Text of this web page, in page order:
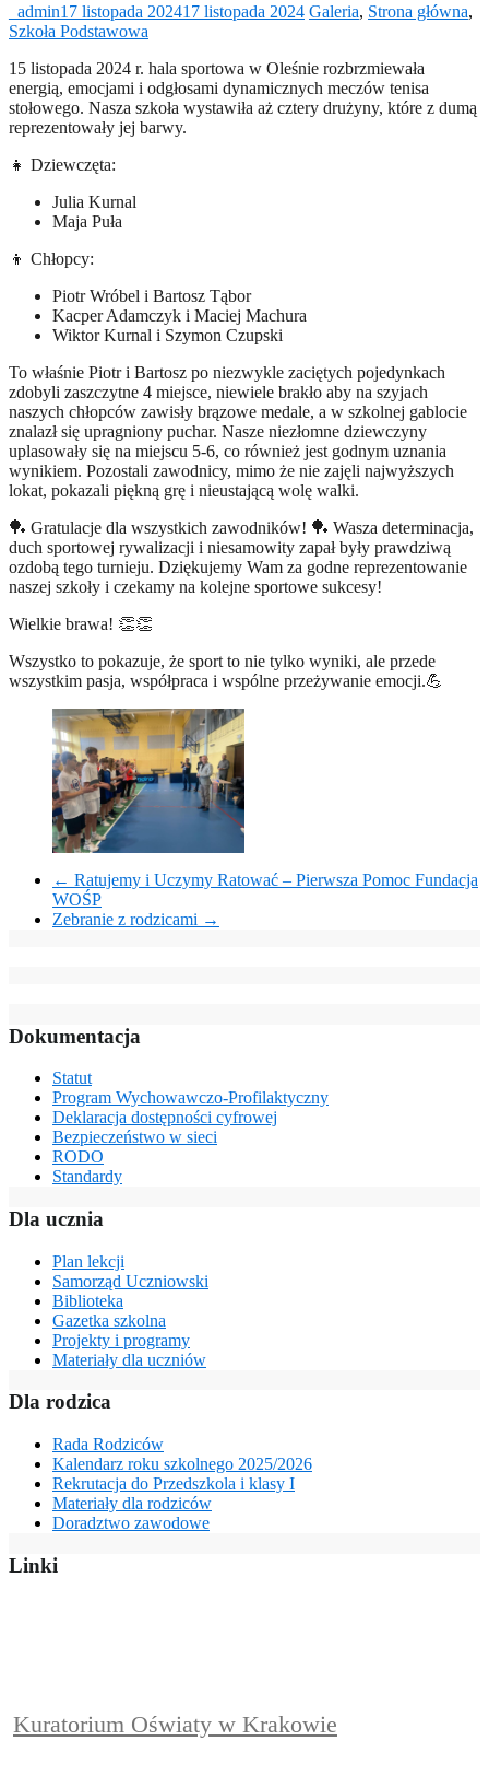
_admin17 listopada 202417 listopada 2024 Galeria, Strona główna,
Szkoła Podstawowa
15 listopada 2024 r. hala sportowa w Oleśnie rozbrzmiewała
energią, emocjami i odgłosami dynamicznych meczów tenisa
stołowego. Nasza szkoła wystawiła aż cztery drużyny, które z dumą
reprezentowały jej barwy.
👧 Dziewczęta:
Julia Kurnal
Maja Puła
👦 Chłopcy:
Piotr Wróbel i Bartosz Tąbor
Kacper Adamczyk i Maciej Machura
Wiktor Kurnal i Szymon Czupski
To właśnie Piotr i Bartosz po niezwykle zaciętych pojedynkach
zdobyli zaszczytne 4 miejsce, niewiele brakło aby na szyjach
naszych chłopców zawisły brązowe medale, a w szkolnej gablocie
znalazł się upragniony puchar. Nasze niezłomne dziewczyny
uplasowały się na miejscu 5-6, co również jest godnym uznania
wynikiem. Pozostali zawodnicy, mimo że nie zajęli najwyższych
lokat, pokazali piękną grę i nieustającą wolę walki.
🏓 Gratulacje dla wszystkich zawodników! 🏓 Wasza determinacja,
duch sportowej rywalizacji i niesamowity zapał były prawdziwą
ozdobą tego turnieju. Dziękujemy Wam za godne reprezentowanie
naszej szkoły i czekamy na kolejne sportowe sukcesy!
Wielkie brawa! 👏👏
Wszystko to pokazuje, że sport to nie tylko wyniki, ale przede
wszystkim pasja, współpraca i wspólne przeżywanie emocji.💪
← Ratujemy i Uczymy Ratować – Pierwsza Pomoc Fundacja
WOŚP
Zebranie z rodzicami →
Dokumentacja
Statut
Program Wychowawczo-Profilaktyczny
Deklaracja dostępności cyfrowej
Bezpieczeństwo w sieci
RODO
Standardy
Dla ucznia
Plan lekcji
Samorząd Uczniowski
Biblioteka
Gazetka szkolna
Projekty i programy
Materiały dla uczniów
Dla rodzica
Rada Rodziców
Kalendarz roku szkolnego 2025/2026
Rekrutacja do Przedszkola i klasy I
Materiały dla rodziców
Doradztwo zawodowe
Linki
Kuratorium Oświaty w Krakowie